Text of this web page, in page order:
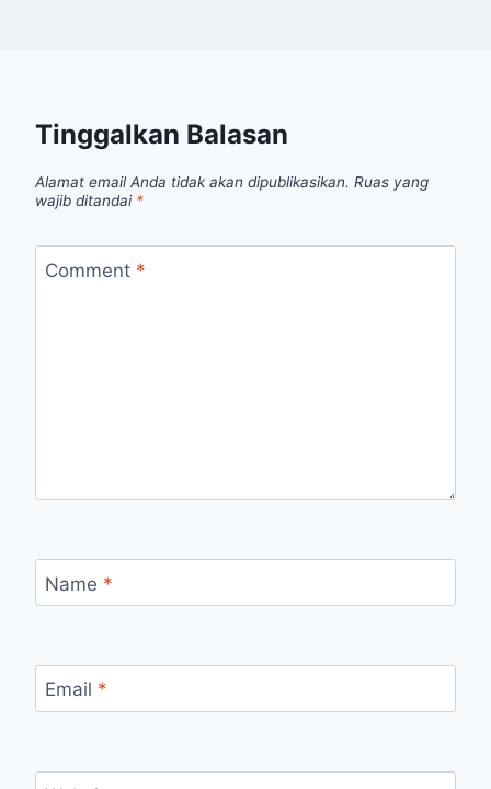
Tinggalkan Balasan
Alamat email Anda tidak akan dipublikasikan. Ruas yang
wajib ditandai *
Comment *
Name *
Email *